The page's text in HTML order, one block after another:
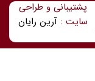
پشتیبانی و طراحی
سایت : آرین رایان